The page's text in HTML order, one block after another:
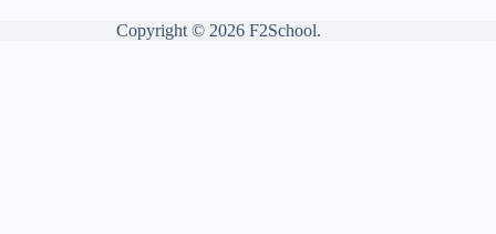
Copyright © 2026 F2School.